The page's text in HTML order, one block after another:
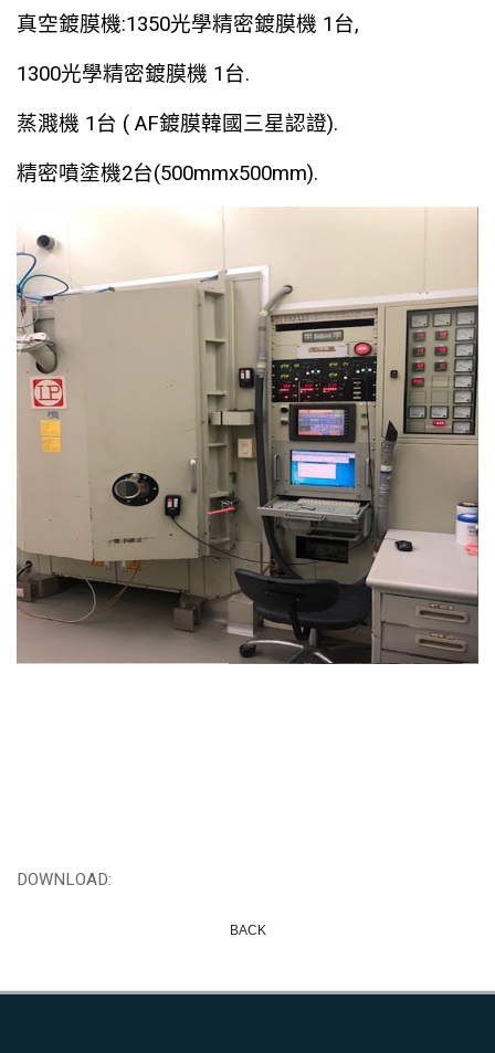
真空鍍膜機:1350光學精密鍍膜機 1台,
1300光學精密鍍膜機 1台.
蒸濺機 1台 ( AF鍍膜韓國三星認證).
精密噴塗機2台(500mmx500mm).
DOWNLOAD:
BACK